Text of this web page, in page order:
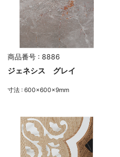
商品番号 : 8886
ジェネシス グレイ
寸法 : 600×600×9mm